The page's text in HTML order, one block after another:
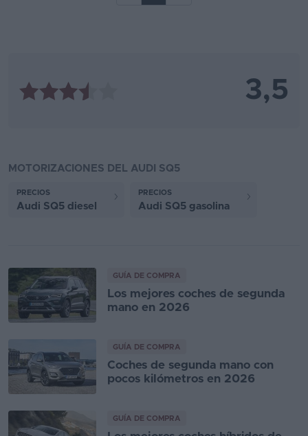
3,5
MOTORIZACIONES DEL AUDI SQ5
PRECIOS
Audi SQ5 diesel
PRECIOS
Audi SQ5 gasolina
GUÍA DE COMPRA
Los mejores coches de segunda
mano en 2026
GUÍA DE COMPRA
Coches de segunda mano con
pocos kilómetros en 2026
GUÍA DE COMPRA